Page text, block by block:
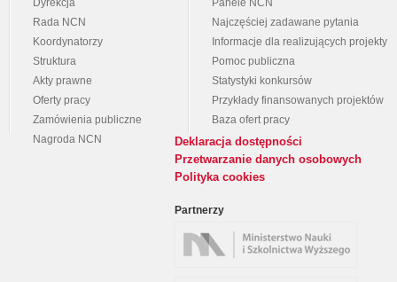
Dyrekcja
Rada NCN
Koordynatorzy
Struktura
Akty prawne
Oferty pracy
Zamówienia publiczne
Nagroda NCN
Panele NCN
Najczęściej zadawane pytania
Informacje dla realizujących projekty
Pomoc publiczna
Statystyki konkursów
Przykłady finansowanych projektów
Baza ofert pracy
Deklaracja dostępności
Przetwarzanie danych osobowych
Polityka cookies
Partnerzy